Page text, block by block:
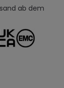
ab dem